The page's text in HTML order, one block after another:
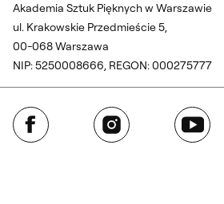
Akademia Sztuk Pięknych w Warszawie
ul. Krakowskie Przedmieście 5,
00-068 Warszawa
NIP: 5250008666, REGON: 000275777
Facebook Instagram YouTube